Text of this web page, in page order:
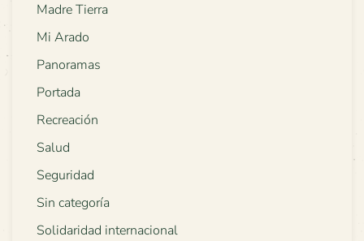
Madre Tierra
Mi Arado
Panoramas
Portada
Recreación
Salud
Seguridad
Sin categoría
Solidaridad internacional